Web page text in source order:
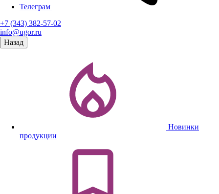
Телеграм
+7 (343) 382-57-02
info@ugor.ru
Назад
Новинки
продукции